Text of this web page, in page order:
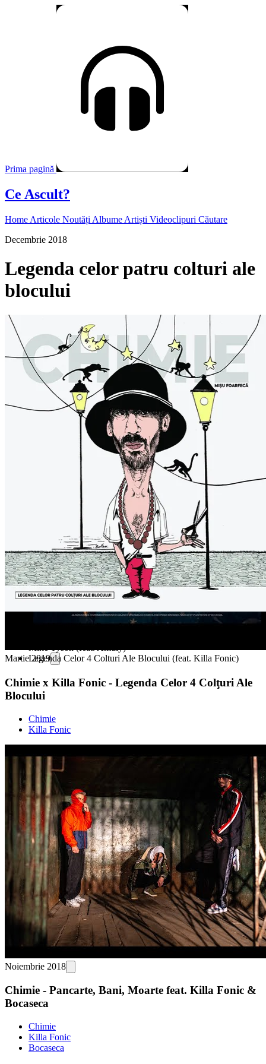
Prima pagină
Ce Ascult?
Home Articole Noutăți Albume Artiști Videoclipuri Căutare
Decembrie 2018
Legenda celor patru colturi ale
blocului
Darul Vietii (feat. Petra Acker)
Legenda Celor 4 Colturi Ale Blocului (feat. Killa Fonic)
Pagina externă
Pagina externă
Pagina externă
Pagina externă
Martie 2019
Chimie x Killa Fonic - Legenda Celor 4 Colţuri Ale
Blocului
Chimie
Killa Fonic
Noiembrie 2018
Chimie - Pancarte, Bani, Moarte feat. Killa Fonic &
Bocaseca
Chimie
Killa Fonic
Bocaseca